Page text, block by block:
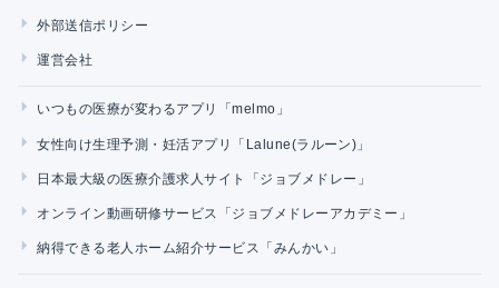
外部送信ポリシー
運営会社
いつもの医療が変わるアプリ「melmo」
女性向け生理予測・妊活アプリ「Lalune(ラルーン)」
日本最大級の医療介護求人サイト「ジョブメドレー」
オンライン動画研修サービス「ジョブメドレーアカデミー」
納得できる老人ホーム紹介サービス「みんかい」